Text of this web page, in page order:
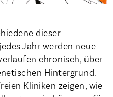
dieser
Jahr werden neue
chronisch, über
Hintergrund.
Kliniken zeigen, wie